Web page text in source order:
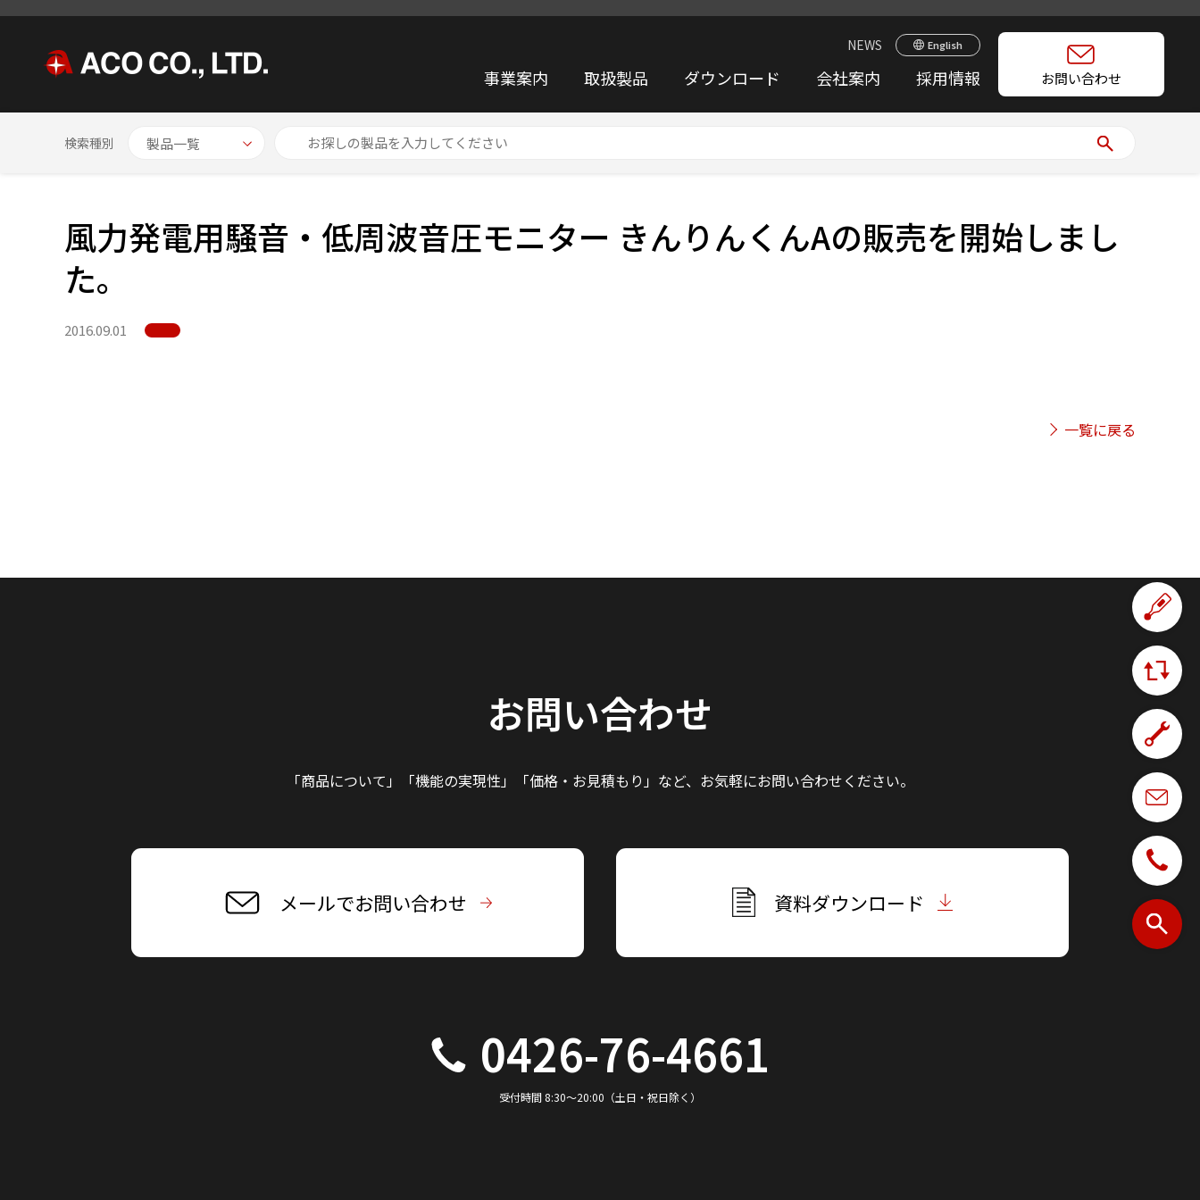
NEWS English
事業案内 取扱製品 ダウンロード 会社案内 採用情報 お問い合わせ
検索種別
HOME 風力発電用騒音・低周波音圧モニター きんりんくんAの販売を開始しました。
風力発電用騒音・低周波音圧モニター きんりんくんAの販売を開始しまし
た。
2016.09.01
一覧に戻る
お問い合わせ
「商品について」「機能の実現性」 「価格・お見積もり」など、 お気軽にお問い合わせください。
メールでお問い合わせ 資料ダウンロード
0426-76-4661
受付時間 8:30～20:00（土日・祝日除く）